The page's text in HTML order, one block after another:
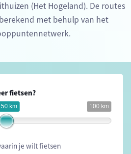
(Het Hogeland). De routes
met behulp van het
fietsen?
100 km
km
je wilt fietsen